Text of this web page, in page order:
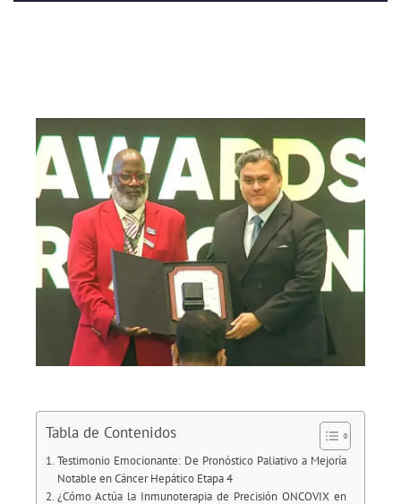
Tabla de Contenidos
Testimonio Emocionante: De Pronóstico Paliativo a Mejoría
Notable en Cáncer Hepático Etapa 4
¿Cómo Actúa la Inmunoterapia de Precisión ONCOVIX en